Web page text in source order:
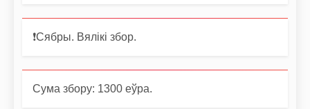
❗️Сябры. Вялікі збор.
Сума збору: 1300 еўра.